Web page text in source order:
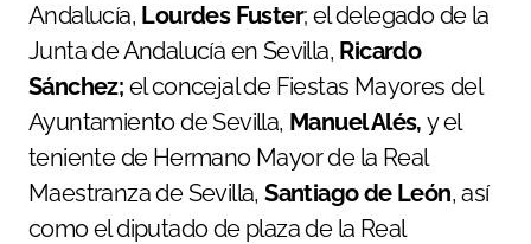
Andalucía, Lourdes Fuster; el delegado de la
Junta de Andalucía en Sevilla, Ricardo
Sánchez; el concejal de Fiestas Mayores del
Ayuntamiento de Sevilla, Manuel Alés,y el
teniente de Hermano Mayor de la Real
Maestranza de Sevilla,Santiago de León, así
como el diputado de plaza de la Real